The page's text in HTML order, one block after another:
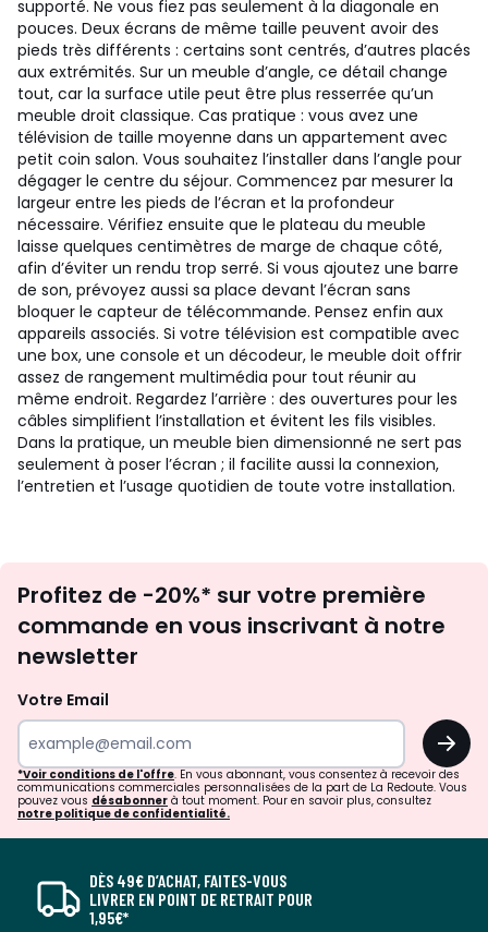
supporté. Ne vous fiez pas seulement à la diagonale en
pouces. Deux écrans de même taille peuvent avoir des
pieds très différents : certains sont centrés, d’autres placés
aux extrémités. Sur un meuble d’angle, ce détail change
tout, car la surface utile peut être plus resserrée qu’un
meuble droit classique. Cas pratique : vous avez une
télévision de taille moyenne dans un appartement avec
petit coin salon. Vous souhaitez l’installer dans l’angle pour
dégager le centre du séjour. Commencez par mesurer la
largeur entre les pieds de l’écran et la profondeur
nécessaire. Vérifiez ensuite que le plateau du meuble
laisse quelques centimètres de marge de chaque côté,
afin d’éviter un rendu trop serré. Si vous ajoutez une barre
de son, prévoyez aussi sa place devant l’écran sans
bloquer le capteur de télécommande. Pensez enfin aux
appareils associés. Si votre télévision est compatible avec
une box, une console et un décodeur, le meuble doit offrir
assez de rangement multimédia pour tout réunir au
même endroit. Regardez l’arrière : des ouvertures pour les
câbles simplifient l’installation et évitent les fils visibles.
Dans la pratique, un meuble bien dimensionné ne sert pas
seulement à poser l’écran ; il facilite aussi la connexion,
l’entretien et l’usage quotidien de toute votre installation.
newsletter
Profitez de -20%* sur votre première
commande en vous inscrivant à notre
newsletter
Votre Email
OK
*Voir conditions de l'offre. En vous abonnant, vous consentez à recevoir des
communications commerciales personnalisées de la part de La Redoute. Vous
pouvez vous désabonner à tout moment. Pour en savoir plus, consultez
notre politique de confidentialité.
DÈS 49€ D’ACHAT, FAITES-VOUS
LIVRER EN POINT DE RETRAIT POUR
1,95€*